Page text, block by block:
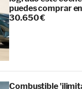
puedes comprar
30.650 €
Combustible